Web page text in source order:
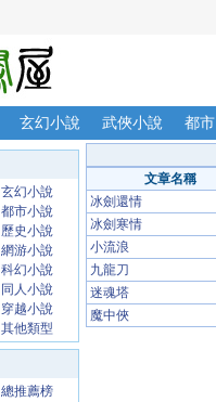
玄幻小說 武俠小說 都市
玄幻小說
都市小說
歷史小說
網游小說
科幻小說
同人小說
穿越小說
其他類型
總推薦榜
文章名稱
冰劍還情
冰劍寒情
小流浪
九龍刀
迷魂塔
魔中俠